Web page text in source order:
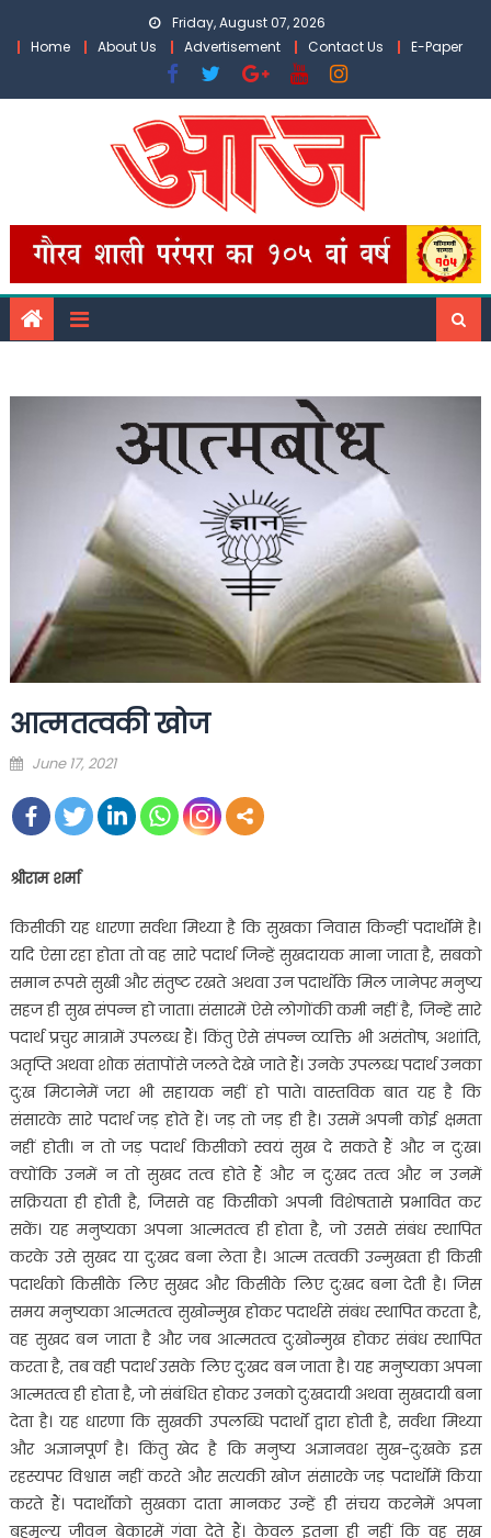
Friday, August 07, 2026
Home
About Us Advertisement Contact Us E-Paper
आत्मतत्वकी खोज
Posted
June 17, 2021
श्रीराम शर्मा
किसीकी यह धारणा सर्वथा मिथ्या है कि सुखका निवास किन्हीं पदार्थोंमें है।
यदि ऐसा रहा होता तो वह सारे पदार्थ जिन्हें सुखदायक माना जाता है, सबको
समान रूपसे सुखी और संतुष्ट रखते अथवा उन पदार्थोंके मिल जानेपर मनुष्य
सहज ही सुख संपन्न हो जाता। संसारमें ऐसे लोगोंकी कमी नहीं है, जिन्हें सारे
पदार्थ प्रचुर मात्रामें उपलब्ध हैं। किंतु ऐसे संपन्न व्यक्ति भी असंतोष, अशांति,
अतृप्ति अथवा शोक संतापोंसे जलते देखे जाते हैं। उनके उपलब्ध पदार्थ उनका
दु:ख मिटानेमें जरा भी सहायक नहीं हो पाते। वास्तविक बात यह है कि
संसारके सारे पदार्थ जड़ होते हैं। जड़ तो जड़ ही है। उसमें अपनी कोई क्षमता
नहीं होती। न तो जड़ पदार्थ किसीको स्वयं सुख दे सकते हैं और न दु:ख।
क्योंकि उनमें न तो सुखद तत्व होते हैं और न दु:खद तत्व और न उनमें
सक्रियता ही होती है, जिससे वह किसीको अपनी विशेषतासे प्रभावित कर
सकें। यह मनुष्यका अपना आत्मतत्व ही होता है, जो उससे संबंध स्थापित
करके उसे सुखद या दु:खद बना लेता है। आत्म तत्वकी उन्मुखता ही किसी
पदार्थको किसीके लिए सुखद और किसीके लिए दु:खद बना देती है। जिस
समय मनुष्यका आत्मतत्व सुखोन्मुख होकर पदार्थसे संबंध स्थापित करता है,
वह सुखद बन जाता है और जब आत्मतत्व दु:खोन्मुख होकर संबंध स्थापित
करता है, तब वही पदार्थ उसके लिए दु:खद बन जाता है। यह मनुष्यका अपना
आत्मतत्व ही होता है, जो संबंधित होकर उनको दु:खदायी अथवा सुखदायी बना
देता है। यह धारणा कि सुखकी उपलब्धि पदार्थों द्वारा होती है, सर्वथा मिथ्या
और अज्ञानपूर्ण है। किंतु खेद है कि मनुष्य अज्ञानवश सुख-दु:खके इस
रहस्यपर विश्वास नहीं करते और सत्यकी खोज संसारके जड़ पदार्थोंमें किया
करते हैं। पदार्थोंको सुखका दाता मानकर उन्हें ही संचय करनेमें अपना
बहुमूल्य जीवन बेकारमें गंवा देते हैं। केवल इतना ही नहीं कि वह सुख